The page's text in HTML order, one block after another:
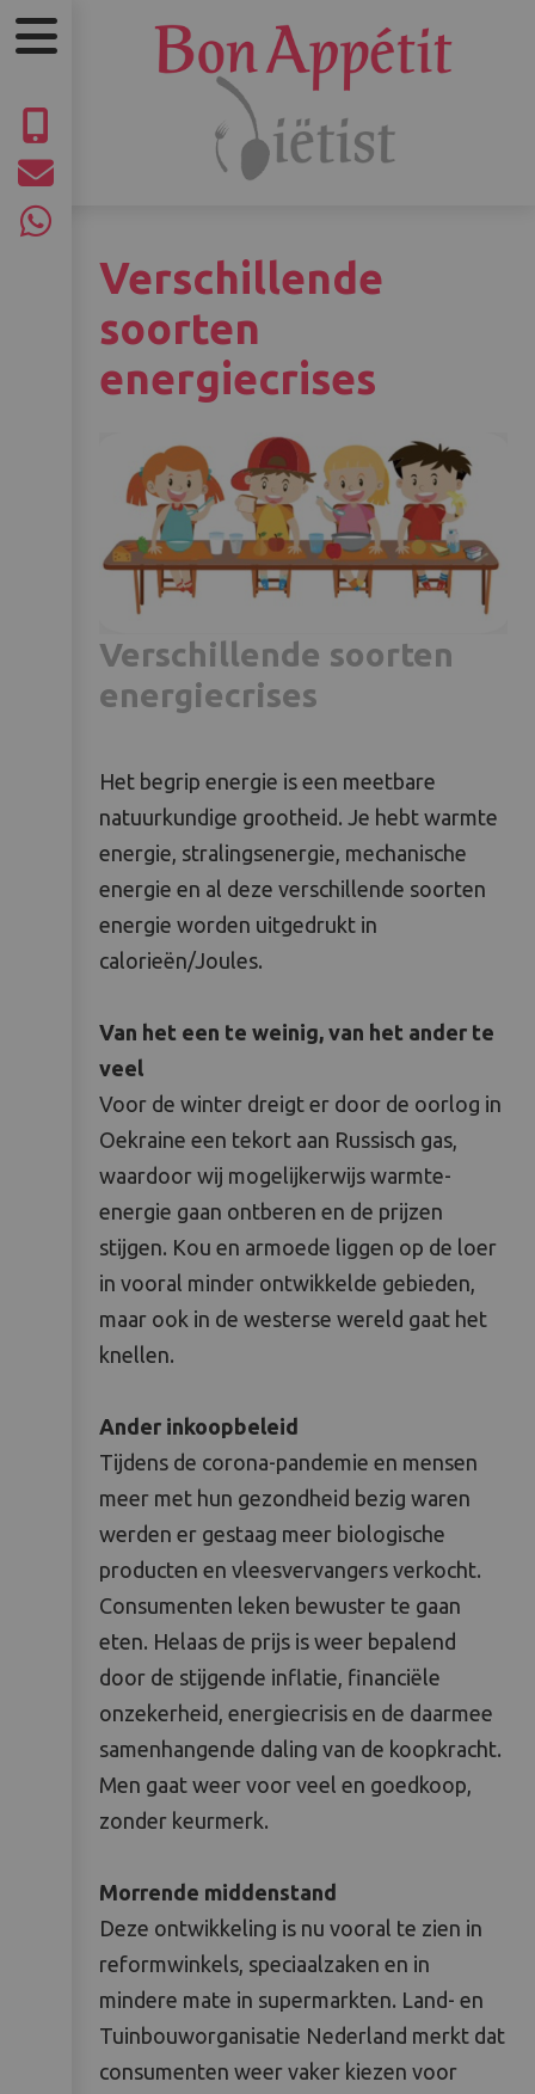
Verschillende
soorten
energiecrises
Verschillende soorten
energiecrises
Het begrip energie is een meetbare
natuurkundige grootheid. Je hebt warmte
energie, stralingsenergie, mechanische
energie en al deze verschillende soorten
energie worden uitgedrukt in
calorieën/Joules.
Van het een te weinig, van het ander te
veel
Voor de winter dreigt er door de oorlog in
Oekraine een tekort aan Russisch gas,
waardoor wij mogelijkerwijs warmte-
energie gaan ontberen en de prijzen
stijgen. Kou en armoede liggen op de loer
in vooral minder ontwikkelde gebieden,
maar ook in de westerse wereld gaat het
knellen.
Ander inkoopbeleid
Tijdens de corona-pandemie en mensen
meer met hun gezondheid bezig waren
werden er gestaag meer biologische
producten en vleesvervangers verkocht.
Consumenten leken bewuster te gaan
eten. Helaas de prijs is weer bepalend
door de stijgende inflatie, financiële
onzekerheid, energiecrisis en de daarmee
samenhangende daling van de koopkracht.
Men gaat weer voor veel en goedkoop,
zonder keurmerk.
Morrende middenstand
Deze ontwikkeling is nu vooral te zien in
reformwinkels, speciaalzaken en in
mindere mate in supermarkten. Land- en
Tuinbouworganisatie Nederland merkt dat
consumenten weer vaker kiezen voor